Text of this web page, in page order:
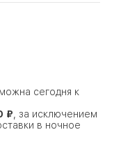
сегодня к
₽ , за исключением
в ночное